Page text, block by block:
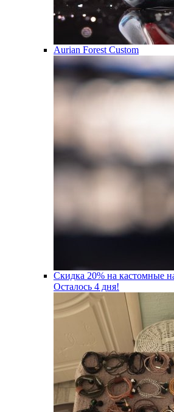
Aurian Forest Custom
Скидка 20% на кастомные
Осталось 4 дня!